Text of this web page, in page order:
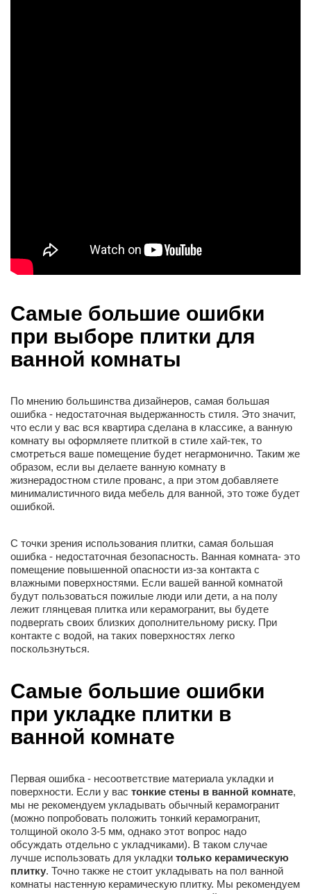
Самые большие ошибки
при выборе плитки для
ванной комнаты
По мнению большинства дизайнеров, самая большая
ошибка - недостаточная выдержанность стиля. Это значит,
что если у вас вся квартира сделана в классике, а ванную
комнату вы оформляете плиткой в стиле хай-тек, то
смотреться ваше помещение будет негармонично. Таким же
образом, если вы делаете ванную комнату в
жизнерадостном стиле прованс, а при этом добавляете
минималистичного вида мебель для ванной, это тоже будет
ошибкой.
С точки зрения использования плитки, самая большая
ошибка - недостаточная безопасность. Ванная комната- это
помещение повышенной опасности из-за контакта с
влажными поверхностями. Если вашей ванной комнатой
будут пользоваться пожилые люди или дети, а на полу
лежит глянцевая плитка или керамогранит, вы будете
подвергать своих близких дополнительному риску. При
контакте с водой, на таких поверхностях легко
поскользнуться.
Самые большие ошибки
при укладке плитки в
ванной комнате
Первая ошибка - несоответствие материала укладки и
поверхности. Если у вас тонкие стены в ванной комнате,
мы не рекомендуем укладывать обычный керамогранит
(можно попробовать положить тонкий керамогранит,
толщиной около 3-5 мм, однако этот вопрос надо
обсуждать отдельно с укладчиками). В таком случае
лучше использовать для укладки только керамическую
плитку. Точно также не стоит укладывать на пол ванной
комнаты настенную керамическую плитку. Мы рекомендуем